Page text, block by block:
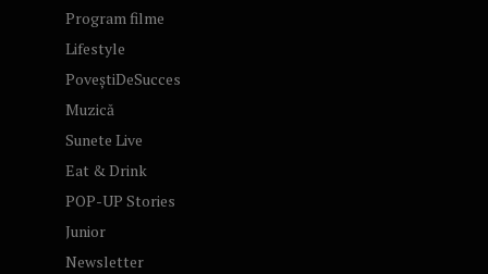
Program filme
Lifestyle
PoveștiDeSucces
Muzică
Sunete Live
Eat & Drink
POP-UP Stories
Junior
Newsletter